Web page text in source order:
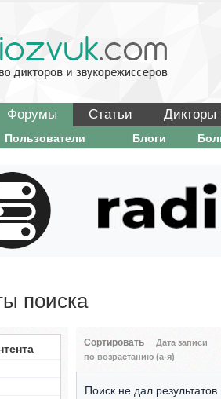
Форумы Статьи Дикторы
Пользователи Блоги
поиска
Сортировать
Дата записи
по возрастанию (а-я)
Поиск не дал результатов.